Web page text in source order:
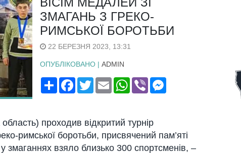
ЗМАГАНЬ З ГРЕКО-
РИМСЬКОЇ БОРОТЬБИ
22 БЕРЕЗНЯ 2023, 13:31
ОПУБЛІКОВАНО | ADMIN
ПоширитиFacebook
TwitterEmail WhatsApp
Viber
проходив відкритий турнір
римської боротьби, присвячений пам’яті
взяло близько 300 спортсменів, –